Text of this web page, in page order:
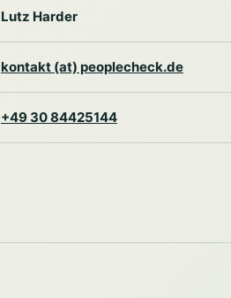
Lutz Harder
kontakt (at) peoplecheck.de
+49 30 84425144